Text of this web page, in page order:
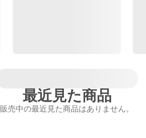
最近見た商品
販売中の最近見た商品はありません。